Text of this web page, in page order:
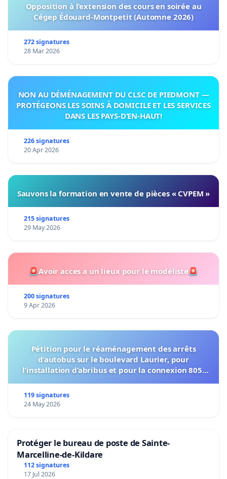
Opposition à l’extension des cours en soirée au
Cégep Édouard-Montpetit (Automne 2026)
272 signatures
28 Mar 2026
NON AU DÉMÉNAGEMENT DU CLSC DE PIEDMONT —
PROTÉGEONS LES SOINS À DOMICILE ET LES SERVICES
DANS LES PAYS-D’EN-HAUT!
226 signatures
20 Apr 2026
Sauvons la formation en vente de pièces « CVPEM »
215 signatures
29 May 2026
🚨Avoir acces a un lieux pour le modéliste🚨
200 signatures
9 Apr 2026
Pétition pour le réaménagement des arrêts
d’autobus sur le boulevard Laurier, pour
l’installation d’abribus et pour la connexion 805-
119 signatures
24 May 2026
Protéger le bureau de poste de Sainte-
Marcelline-de-Kildare
112 signatures
17 Jul 2026